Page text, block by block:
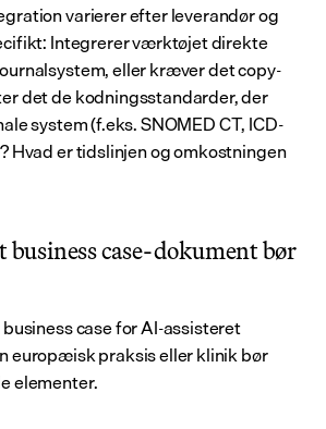
varierer efter leverandør og
Integrerer værktøjet direkte
eller kræver det copy-
det de kodningsstandarder, der
system (f.eks. SNOMED CT, ICD-
Hvad er tidslinjen og omkostningen
case-dokument bør
case for AI-assisteret
europæisk praksis eller klinik bør
elementer.